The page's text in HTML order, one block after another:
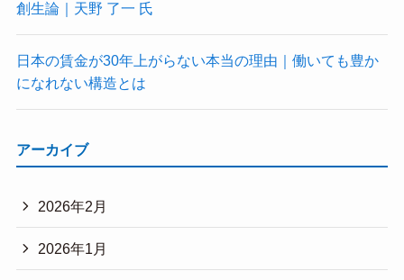
創生論｜天野 了一 氏
日本の賃金が30年上がらない本当の理由｜働いても豊か
になれない構造とは
アーカイブ
2026年2月
2026年1月